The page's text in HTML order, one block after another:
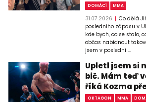
DOMÁCÍ MMA
31.07.2026
Co dělá
posledního zápasu v
kde bych, co se stalo,
občas nabídnout
jsem v poslední ...
Upletl jsem si
bič. Mám teď
říká Kozma
OKTAGON MMA